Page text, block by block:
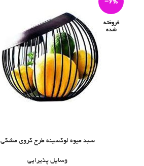
فروخته
شده
سبد میوه لوکسینه طرح کروی مشکی
وسایل پذیرایی